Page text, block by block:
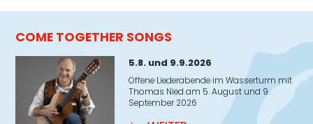
COME TOGETHER SONGS
5.8. und 9.9.2026
Offene Liederabende im Wasserturm mit
Thomas Nied am 5. August und 9.
September 2026